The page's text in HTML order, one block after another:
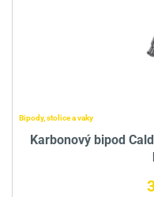
Bipody, stolice a vaky
Karbonový bipod